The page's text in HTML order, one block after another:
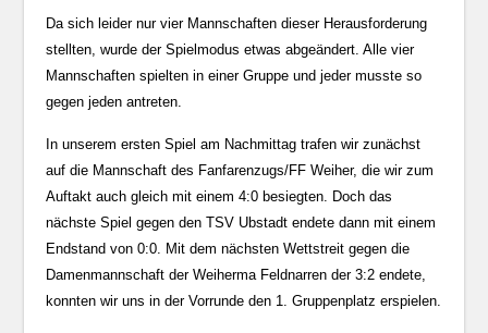
Da sich leider nur vier Mannschaften dieser Herausforderung
stellten, wurde der Spielmodus etwas abgeändert. Alle vier
Mannschaften spielten in einer Gruppe und jeder musste so
gegen jeden antreten.
In unserem ersten Spiel am Nachmittag trafen wir zunächst
auf die Mannschaft des Fanfarenzugs/FF Weiher, die wir zum
Auftakt auch gleich mit einem 4:0 besiegten. Doch das
nächste Spiel gegen den TSV Ubstadt endete dann mit einem
Endstand von 0:0. Mit dem nächsten Wettstreit gegen die
Damenmannschaft der Weiherma Feldnarren der 3:2 endete,
konnten wir uns in der Vorrunde den 1. Gruppenplatz erspielen.